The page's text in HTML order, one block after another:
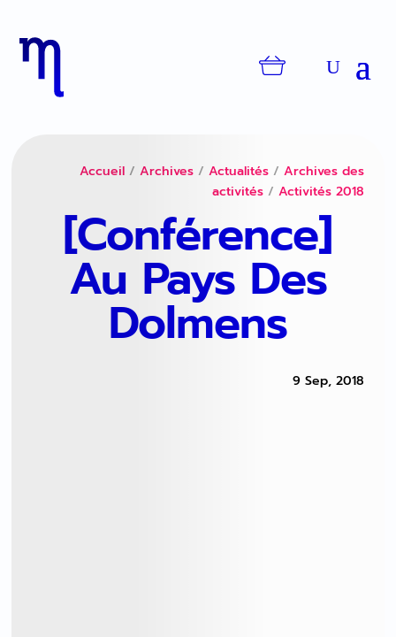
Accueil /Archives /Actualités /Archives des
activités /Activités 2018
[Conférence]
Au Pays Des
Dolmens
9 Sep, 2018